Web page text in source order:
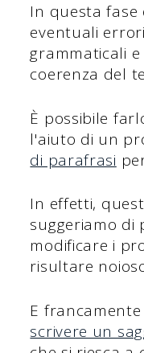
In questa fase
eventuali
grammaticali
coerenza del
È possibile
l'aiuto di un
di parafrasi
In effetti,
suggeriamo di
modificare i
risultare
E
scrivere un